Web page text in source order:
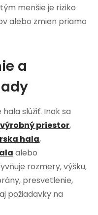
menšie je riziko
alebo zmien priamo
a
slúžiť. Inak sa
výrobný priestor,
hala,
alebo
rozmery, výšku,
presvetlenie,
požiadavky na